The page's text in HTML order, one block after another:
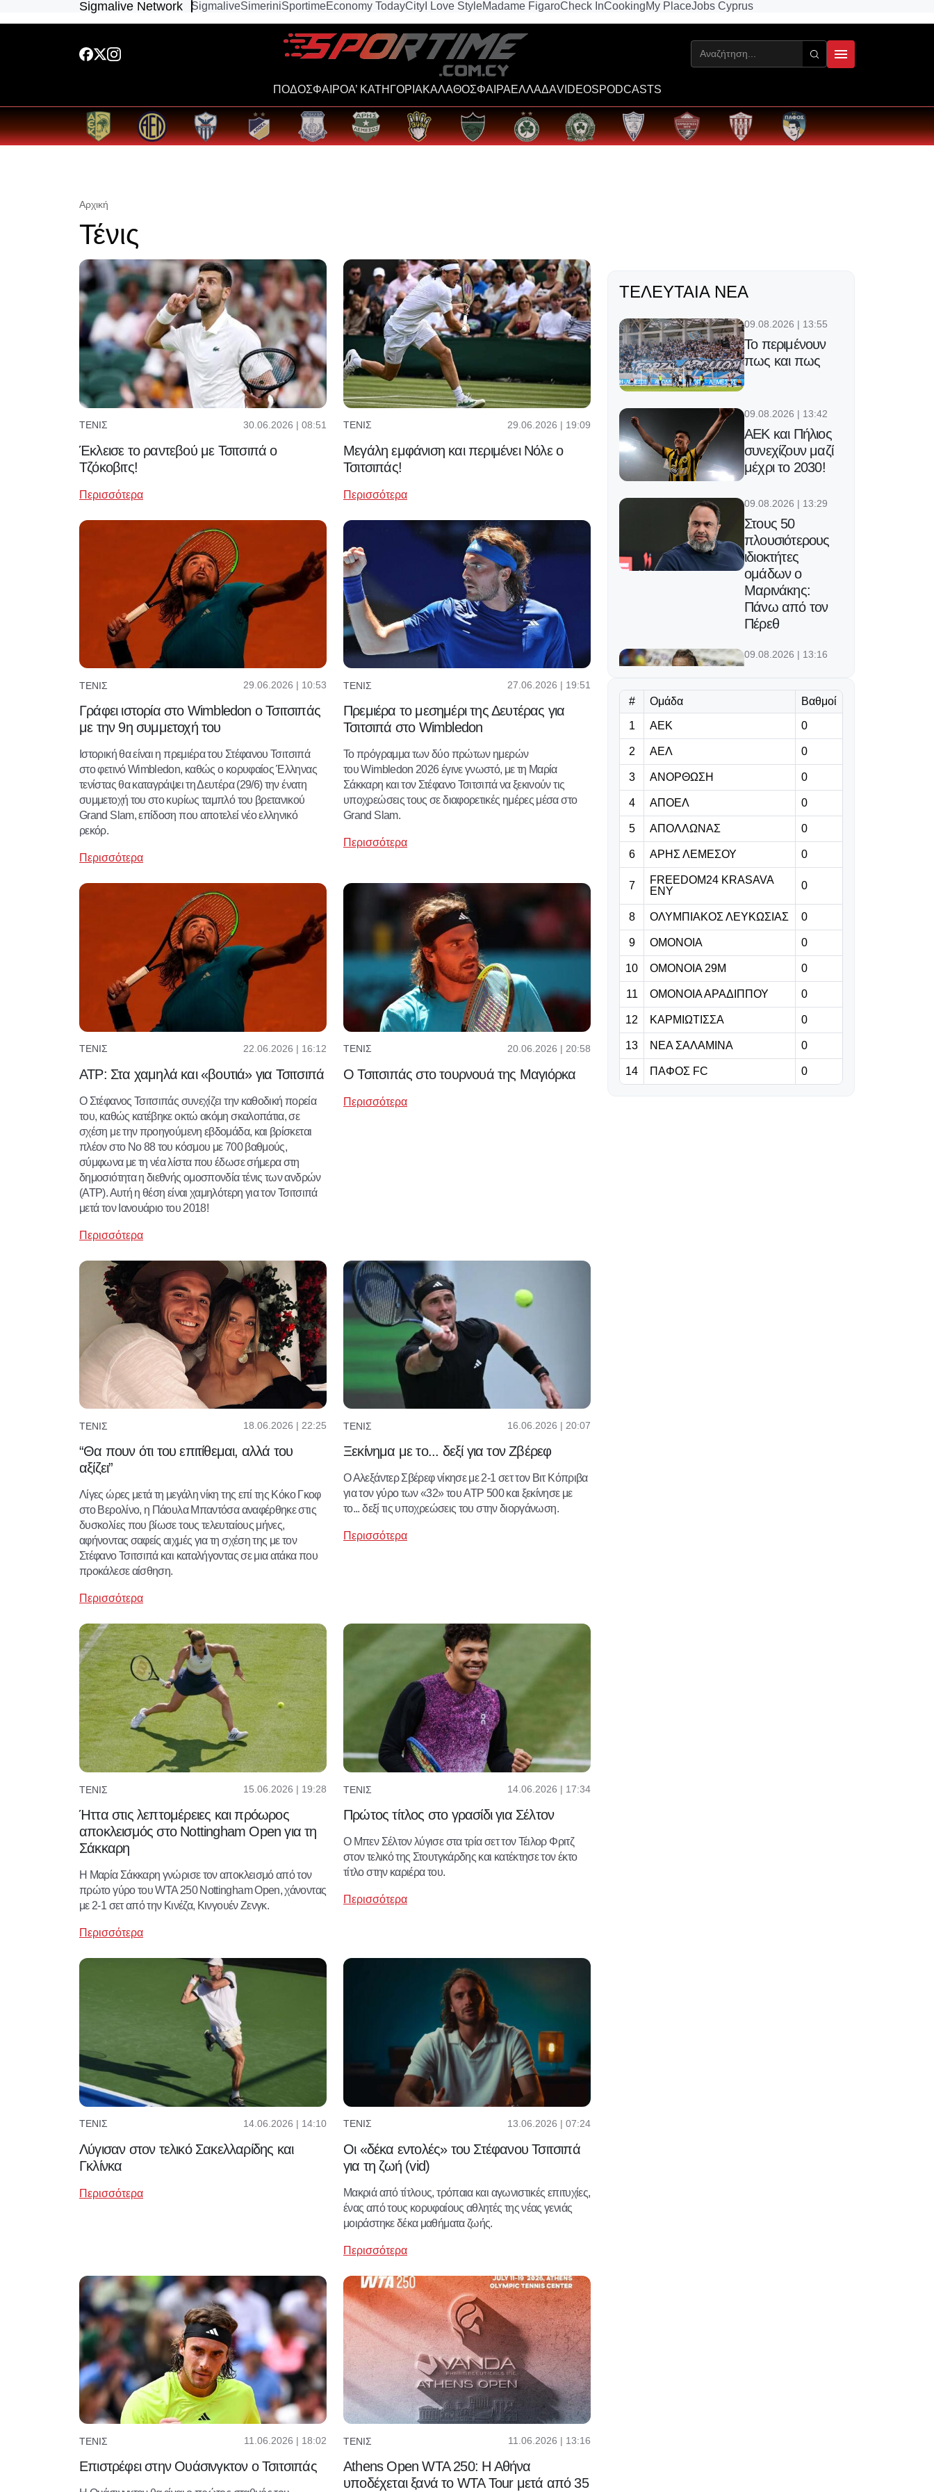
Sigmalive Network SigmaliveSimeriniSportimeEconomy TodayCity I Love StyleMadame FigaroCheck InCookingMy PlaceJobs Cyprus
ΠΟΔΟΣΦΑΙΡΟΑ’ ΚΑΤΗΓΟΡΙΑΚΑΛΑΘΟΣΦΑΙΡΑΕΛΛΑΔΑVIDEOSPODCASTS
Αρχική
Τένις
ΤΈΝΙΣ 30.06.2026 | 08:51
Έκλεισε το ραντεβού με Τσιτσιπά ο
Τζόκοβιτς!
Περισσότερα
ΤΈΝΙΣ 29.06.2026 | 19:09
Mεγάλη εμφάνιση και περιμένει Νόλε ο
Τσιτσιπάς!
Περισσότερα
ΤΈΝΙΣ 29.06.2026 | 10:53
Γράφει ιστορία στο Wimbledon ο Τσιτσιπάς
με την 9η συμμετοχή του
Ιστορική θα είναι η πρεμιέρα του Στέφανου Τσιτσιπά
στο φετινό Wimbledon, καθώς ο κορυφαίος Έλληνας
τενίστας θα καταγράψει τη Δευτέρα (29/6) την ένατη
συμμετοχή του στο κυρίως ταμπλό του βρετανικού
Grand Slam, επίδοση που αποτελεί νέο ελληνικό
ρεκόρ.
Περισσότερα
ΤΈΝΙΣ 27.06.2026 | 19:51
Πρεμιέρα το μεσημέρι της Δευτέρας για
Τσιτσιπά στο Wimbledon
Το πρόγραμμα των δύο πρώτων ημερών
του Wimbledon 2026 έγινε γνωστό, με τη Μαρία
Σάκκαρη και τον Στέφανο Τσιτσιπά να ξεκινούν τις
υποχρεώσεις τους σε διαφορετικές ημέρες μέσα στο
Grand Slam.
Περισσότερα
ΤΈΝΙΣ 22.06.2026 | 16:12
ATP: Στα χαμηλά και «βουτιά» για Τσιτσιπά
Ο Στέφανος Τσιτσιπάς συνεχίζει την καθοδική πορεία
του, καθώς κατέβηκε οκτώ ακόμη σκαλοπάτια, σε
σχέση με την προηγούμενη εβδομάδα, και βρίσκεται
πλέον στο Νο 88 του κόσμου με 700 βαθμούς,
σύμφωνα με τη νέα λίστα που έδωσε σήμερα στη
δημοσιότητα η διεθνής ομοσπονδία τένις των ανδρών
(ATP). Αυτή η θέση είναι χαμηλότερη για τον Τσιτσιπά
μετά τον Ιανουάριο του 2018!
Περισσότερα
ΤΈΝΙΣ 20.06.2026 | 20:58
Ο Τσιτσιπάς στο τουρνουά της Μαγιόρκα
Περισσότερα
ΤΈΝΙΣ 18.06.2026 | 22:25
“Θα πουν ότι του επιτίθεμαι, αλλά του
αξίζει”
Λίγες ώρες μετά τη μεγάλη νίκη της επί της Κόκο Γκοφ
στο Βερολίνο, η Πάουλα Μπαντόσα αναφέρθηκε στις
δυσκολίες που βίωσε τους τελευταίους μήνες,
αφήνοντας σαφείς αιχμές για τη σχέση της με τον
Στέφανο Τσιτσιπά και καταλήγοντας σε μια ατάκα που
προκάλεσε αίσθηση.
Περισσότερα
ΤΈΝΙΣ 16.06.2026 | 20:07
Ξεκίνημα με το... δεξί για τον Ζβέρεφ
Ο Αλεξάντερ Σβέρεφ νίκησε με 2-1 σετ τον Βιτ Κόπριβα
για τον γύρο των «32» του ATP 500 και ξεκίνησε με
το... δεξί τις υποχρεώσεις του στην διοργάνωση.
Περισσότερα
ΤΈΝΙΣ 15.06.2026 | 19:28
Ήττα στις λεπτομέρειες και πρόωρος
αποκλεισμός στο Nottingham Open για τη
Σάκκαρη
Η Μαρία Σάκκαρη γνώρισε τον αποκλεισμό από τον
πρώτο γύρο του WTA 250 Nottingham Open, χάνοντας
με 2-1 σετ από την Κινέζα, Κινγουέν Ζενγκ.
Περισσότερα
ΤΈΝΙΣ 14.06.2026 | 17:34
Πρώτος τίτλος στο γρασίδι για Σέλτον
Ο Μπεν Σέλτον λύγισε στα τρία σετ τον Τέιλορ Φριτζ
στον τελικό της Στουτγκάρδης και κατέκτησε τον έκτο
τίτλο στην καριέρα του.
Περισσότερα
ΤΈΝΙΣ 14.06.2026 | 14:10
Λύγισαν στον τελικό Σακελλαρίδης και
Γκλίνκα
Περισσότερα
ΤΈΝΙΣ 13.06.2026 | 07:24
Οι «δέκα εντολές» του Στέφανου Τσιτσιπά
για τη ζωή (vid)
Μακριά από τίτλους, τρόπαια και αγωνιστικές επιτυχίες,
ένας από τους κορυφαίους αθλητές της νέας γενιάς
μοιράστηκε δέκα μαθήματα ζωής.
Περισσότερα
ΤΈΝΙΣ 11.06.2026 | 18:02
Επιστρέφει στην Ουάσινγκτον ο Τσιτσιπάς
ΤΈΝΙΣ 11.06.2026 | 13:16
Athens Open WTA 250: Η Αθήνα
υποδέχεται ξανά το WTA Tour μετά από 35
ΤΕΛΕΥΤΑΊΑ ΝΈΑ
09.08.2026 | 13:55
Το περιμένουν
πως και πως
09.08.2026 | 13:42
ΑΕΚ και Πήλιος
συνεχίζουν μαζί
μέχρι το 2030!
09.08.2026 | 13:29
Στους 50
πλουσιότερους
ιδιοκτήτες
ομάδων ο
Μαρινάκης:
Πάνω από τον
Πέρεθ
09.08.2026 | 13:16
140 συμμετοχές
στη Ligue 1
09.08.2026 | 13:03
προειδοποιεί για
προσπάθεια
υπονόμευσης
του Ινφαντίνο
Πρώην παίκτης
του
Παναθηναϊκού
πάει σε ομάδα
4ης κατηγορίας
της Ιταλίας
09.08.2026 | 12:36
Αρκετά κοντά
«πράσινους» ο
# Ομάδα Βαθμοί
1 ΑΕΚ 0
2 ΑΕΛ 0
3 ΑΝΟΡΘΩΣΗ 0
4 ΑΠΟΕΛ 0
5 ΑΠΟΛΛΩΝΑΣ 0
6 ΑΡΗΣ ΛΕΜΕΣΟΥ 0
7
FREEDOM24 KRASAVA
ΕΝΥ
0
8 ΟΛΥΜΠΙΑΚΟΣ ΛΕΥΚΩΣΙΑΣ 0
9 ΟΜΟΝΟΙΑ 0
10 ΟΜΟΝΟΙΑ 29Μ 0
11 ΟΜΟΝΟΙΑ ΑΡΑΔΙΠΠΟΥ 0
12 ΚΑΡΜΙΩΤΙΣΣΑ 0
13 ΝΕΑ ΣΑΛΑΜΙΝΑ 0
14 ΠΑΦΟΣ FC 0